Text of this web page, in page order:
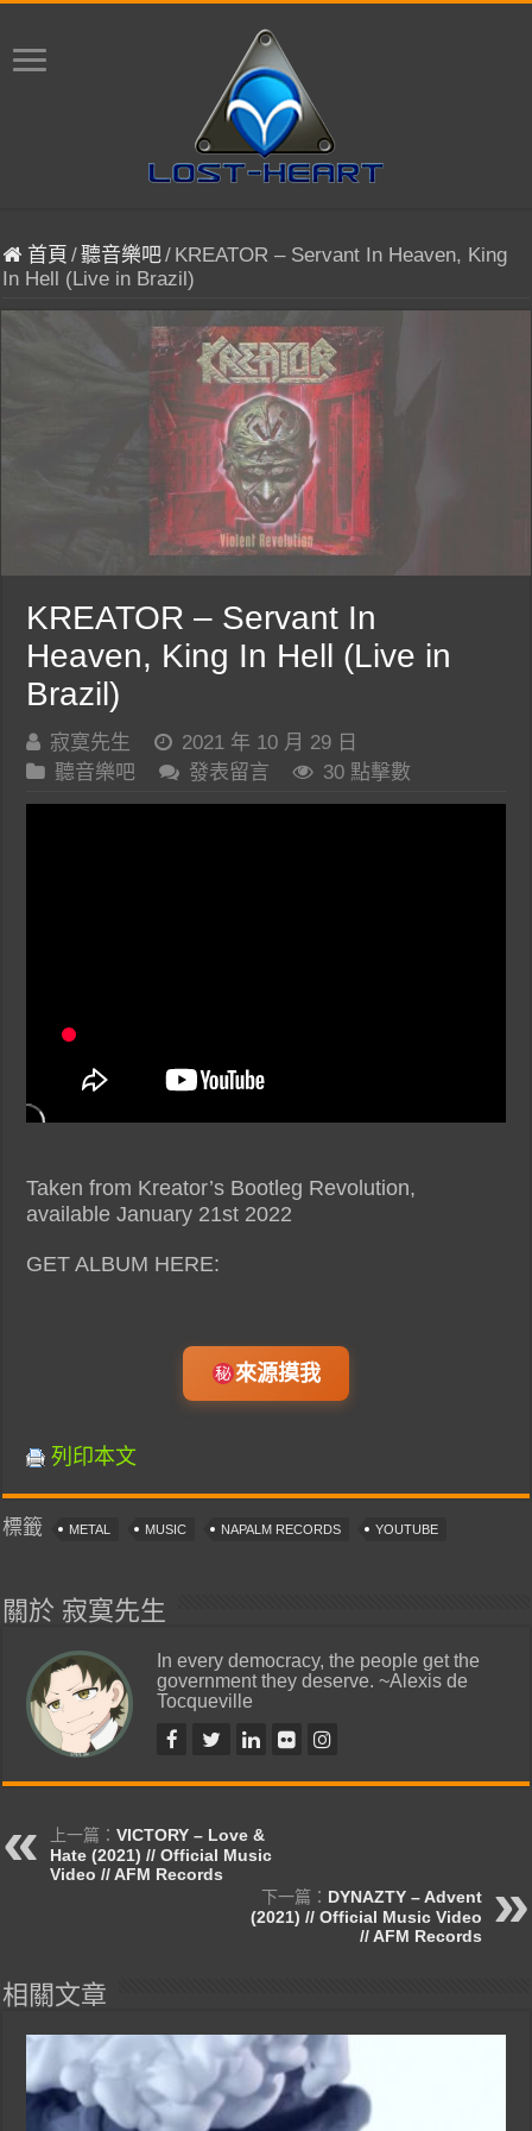
首頁 /聽音樂吧/ KREATOR – Servant In Heaven, King
In Hell (Live in Brazil)
KREATOR – Servant In
Heaven, King In Hell (Live in
Brazil)
寂寞先生
2021 年 10 月 29 日
聽音樂吧
發表留言 30 點擊數
Taken from Kreator’s Bootleg Revolution,
available January 21st 2022
GET ALBUM HERE:
來源摸我
列印本文
標籤 METAL MUSIC NAPALM RECORDS YOUTUBE
關於 寂寞先生
In every democracy, the people get the
government they deserve. ~Alexis de
Tocqueville
上一篇：VICTORY – Love &
Hate (2021) // Official Music
Video // AFM Records
下一篇： DYNAZTY – Advent
(2021) // Official Music Video
// AFM Records
相關文章